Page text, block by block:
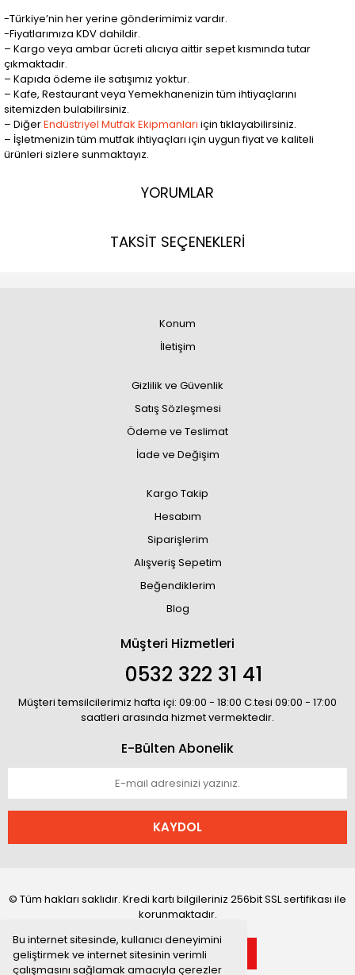
Bu internet sitesinde, kullanıcı deneyimini
geliştirmek ve internet sitesinin verimli
çalışmasını sağlamak amacıyla çerezler
-Türkiye’nin her yerine gönderimimiz vardır.
-Fiyatlarımıza KDV dahildir.
– Kargo veya ambar ücreti alıcıya aittir sepet kısmında tutar
çıkmaktadır.
– Kapıda ödeme ile satışımız yoktur.
– Kafe, Restaurant veya Yemekhanenizin tüm ihtiyaçlarını
sitemizden bulabilirsiniz.
– DiğerEndüstriyel Mutfak Ekipmanları için tıklayabilirsiniz.
– İşletmenizin tüm mutfak ihtiyaçları için uygun fiyat ve kaliteli
ürünleri sizlere sunmaktayız.
YORUMLAR
TAKSİT SEÇENEKLERİ
Konum
İletişim
Gizlilik ve Güvenlik
Satış Sözleşmesi
Ödeme ve Teslimat
İade ve Değişim
Kargo Takip
Hesabım
Siparişlerim
Alışveriş Sepetim
Beğendiklerim
Blog
Müşteri Hizmetleri
0532 322 31 41
Müşteri temsilcilerimiz hafta içi: 09:00 - 18:00 C.tesi 09:00 - 17:00
saatleri arasında hizmet vermektedir.
E-Bülten Abonelik
KAYDOL
© Tüm hakları saklıdır. Kredi kartı bilgileriniz 256bit SSL sertifikası ile
korunmaktadır.